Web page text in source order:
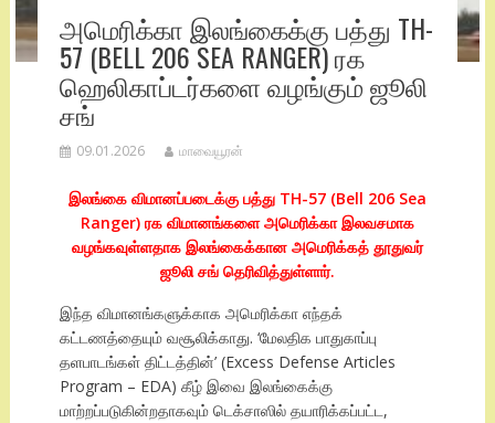
அமெரிக்கா இலங்கைக்கு பத்து TH-
57 (BELL 206 SEA RANGER) ரக
ஹெலிகாப்டர்களை வழங்கும் ஜூலி
சங்
09.01.2026 மாவையூரன்
இலங்கை விமானப்படைக்கு பத்து TH-57 (Bell 206 Sea
Ranger) ரக விமானங்களை அமெரிக்கா இலவசமாக
வழங்கவுள்ளதாக இலங்கைக்கான அமெரிக்கத் தூதுவர்
ஜூலி சங் தெரிவித்துள்ளார்.
இந்த விமானங்களுக்காக அமெரிக்கா எந்தக்
கட்டணத்தையும் வசூலிக்காது. ‘மேலதிக பாதுகாப்பு
தளபாடங்கள் திட்டத்தின்’ (Excess Defense Articles
Program – EDA) கீழ் இவை இலங்கைக்கு
மாற்றப்படுகின்றதாகவும் டெக்சாஸில் தயாரிக்கப்பட்ட,